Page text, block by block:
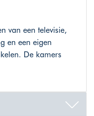
van een televisie,
en een eigen
De kamers